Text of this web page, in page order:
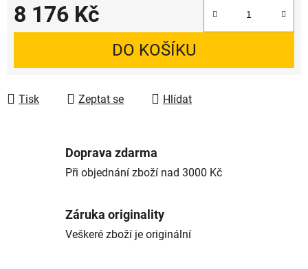
8 176 Kč
Měrná cena:
DO KOŠÍKU
Tisk Zeptat se Hlídat
Doprava zdarma
Při objednání zboží nad 3000 Kč
Záruka originality
Veškeré zboží je originální